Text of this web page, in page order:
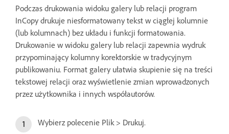
Podczas drukowania widoku galery lub relacji program
InCopy drukuje niesformatowany tekst w ciągłej kolumnie
(lub kolumnach) bez układu i funkcji formatowania.
Drukowanie w widoku galery lub relacji zapewnia wydruk
przypominający kolumny korektorskie w tradycyjnym
publikowaniu. Format galery ułatwia skupienie się na treści
tekstowej relacji oraz wyświetlenie zmian wprowadzonych
przez użytkownika i innych współautorów.
Wybierz polecenie Plik > Drukuj.